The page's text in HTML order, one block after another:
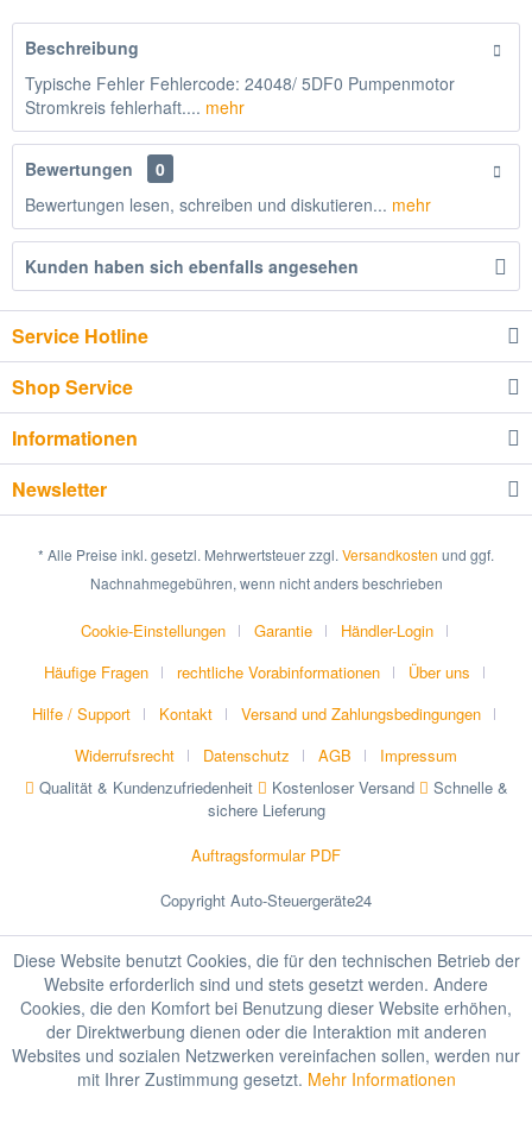
Beschreibung
Typische Fehler Fehlercode: 24048/ 5DF0 Pumpenmotor
Stromkreis fehlerhaft.... mehr
Bewertungen
0
Bewertungen lesen, schreiben und diskutieren... mehr
Kunden haben sich ebenfalls angesehen
Service Hotline
Shop Service
Informationen
Newsletter
* Alle Preise inkl. gesetzl. Mehrwertsteuer zzgl. Versandkosten und ggf.
Nachnahmegebühren, wenn nicht anders beschrieben
Cookie-Einstellungen Garantie
Händler-Login
Häufige Fragen
rechtliche Vorabinformationen
Über uns
Hilfe / Support
Kontakt
Versand und Zahlungsbedingungen
Widerrufsrecht
Datenschutz AGB
Impressum
Qualität & Kundenzufriedenheit
Kostenloser Versand
Schnelle &
sichere Lieferung
Auftragsformular PDF
Copyright Auto-Steuergeräte24
Diese Website benutzt Cookies, die für den technischen Betrieb der
Website erforderlich sind und stets gesetzt werden. Andere
Cookies, die den Komfort bei Benutzung dieser Website erhöhen,
der Direktwerbung dienen oder die Interaktion mit anderen
Websites und sozialen Netzwerken vereinfachen sollen, werden nur
mit Ihrer Zustimmung gesetzt. Mehr Informationen